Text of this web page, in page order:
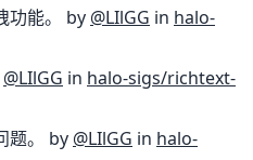
功能。 by @LIlGG in halo-
@LIlGG in halo-sigs/richtext-
题。 by @LIlGG in halo-